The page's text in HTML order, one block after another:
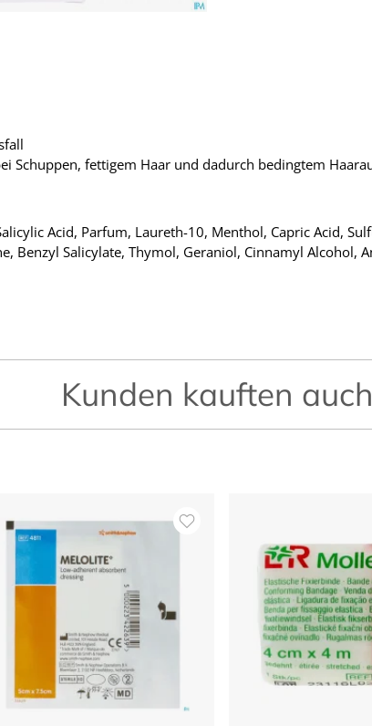
Schuppen, fettigem Haar und dadurch bedingtem
Acid, Parfum, Laureth-10, Menthol, Capric Acid,
Benzyl Salicylate, Thymol, Geraniol, Cinnamyl Alcohol,
Kunden kauften